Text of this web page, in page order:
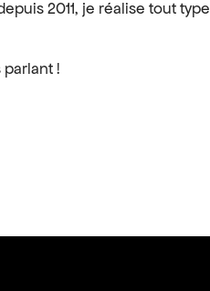
2011, je réalise tout type
!